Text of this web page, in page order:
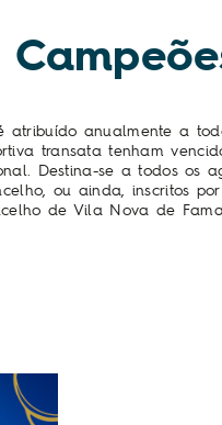
atribuído anualmente a
transata tenham
Destina-se a todos os
ou ainda, inscritos
de Vila Nova de